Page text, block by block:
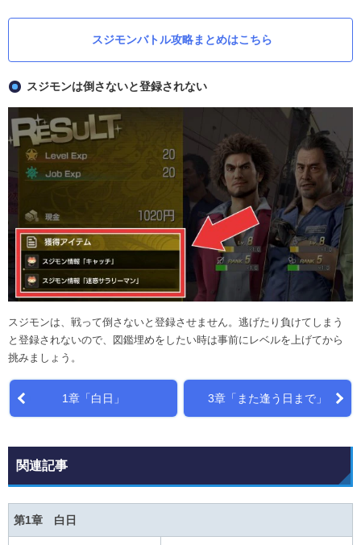
スジモンバトル攻略まとめはこちら
スジモンは倒さないと登録されない
スジモンは、戦って倒さないと登録させません。逃げたり負けてしまう
と登録されないので、図鑑埋めをしたい時は事前にレベルを上げてから
挑みましょう。
1章「白日」 3章「また逢う日まで」
関連記事
第1章 白日